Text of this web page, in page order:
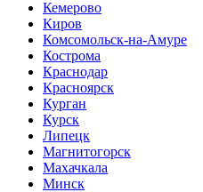
Кемерово
Киров
Комсомольск-на-Амуре
Кострома
Краснодар
Красноярск
Курган
Курск
Липецк
Магнитогорск
Махачкала
Минск